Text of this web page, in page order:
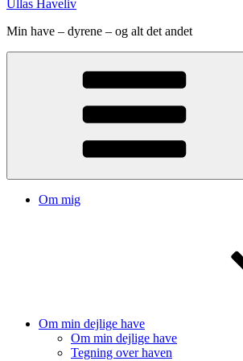
Ullas Haveliv
Min have – dyrene – og alt det andet
Om mig
Om min dejlige have
Om min dejlige have
Tegning over haven